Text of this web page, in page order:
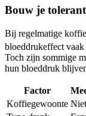
Bouw je
Bij regelmatige
bloeddrukeffect
Toch zijn sommige
hun bloeddruk
Factor
Koffiegewoonte